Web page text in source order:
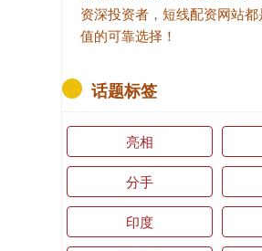
资深投资者，短线配资网站
值的可靠选择！
话题标签
亮相
分手
印度